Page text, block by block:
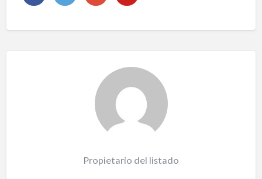
Propietario del listado